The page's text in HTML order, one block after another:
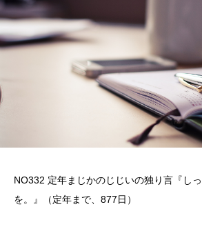
NO332 定年まじかのじじいの独り言『し
を。』（定年まで、877日）